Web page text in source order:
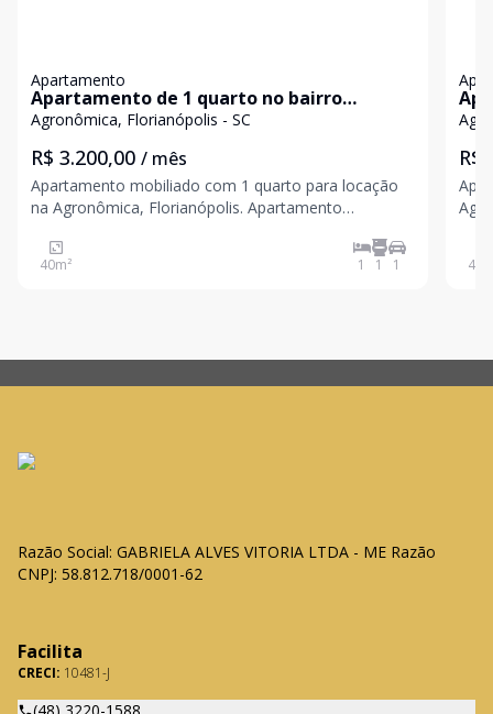
Apartamento
Apartamento de 1 quarto no bairro
Agronômica, Florianópolis.
Agronômica, Florianópolis - SC
R$ 3.200,00 / mês
Apartamento mobiliado com 1 quarto para locação
na Agronômica, Florianópolis. Apartamento
conforto e uma localização privilegiada em uma das
regiões mais valorizadas de Florianópolis. O imóvel
40m² 1 1 1
R$
49
Razão Social: GABRIELA ALVES VITORIA LTDA - ME Razão
CNPJ: 58.812.718/0001-62
Facilita
CRECI: 10481-J